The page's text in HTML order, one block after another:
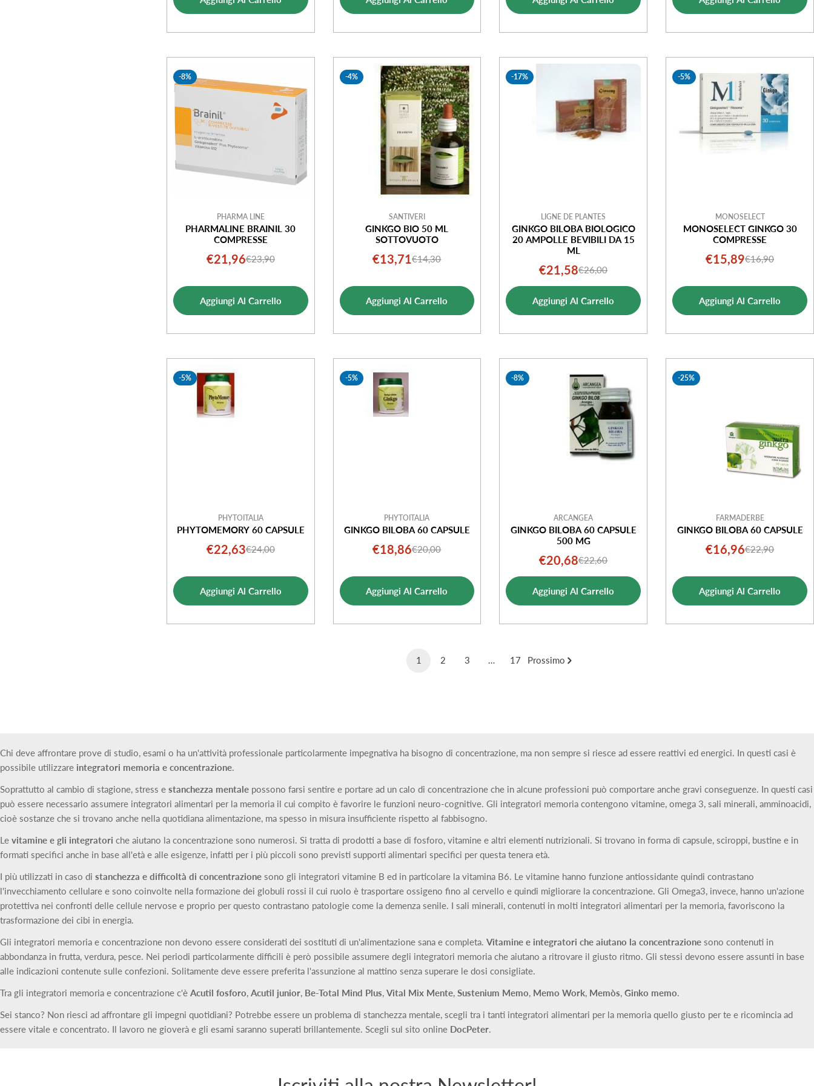
vendita
-8%
PHARMA LINE
PHARMALINE BRAINIL 30
COMPRESSE
Prezzo
vendita
€21,96Prezzo
€23,90
Aggiungi Al Carrello
-4%
SANTIVERI
GINKGO BIO 50 ML
SOTTOVUOTO
Prezzo
vendita
€13,71Prezzo
€14,30
Aggiungi Al Carrello
-17%
LIGNE DE PLANTES
GINKGO BILOBA BIOLOGICO
20 AMPOLLE BEVIBILI DA 15
ML
Prezzo
di
vendita
€21,58Prezzo
normale
€26,00
Aggiungi Al Carrello
-5%
MONOSELECT
MONOSELECT GINKGO 30
COMPRESSE
Prezzo
vendita
€15,89Prezzo
€16,90
Aggiungi Al Carrello
-5%
PHYTOITALIA
PHYTOMEMORY 60 CAPSULE
Prezzo
vendita
€22,63Prezzo
€24,00
Aggiungi Al Carrello
-5%
PHYTOITALIA
GINKGO BILOBA 60 CAPSULE
Prezzo
vendita
€18,86Prezzo
€20,00
Aggiungi Al Carrello
-8%
ARCANGEA
GINKGO BILOBA 60 CAPSULE
500 MG
Prezzo
di
vendita
€20,68Prezzo
normale
€22,60
Aggiungi Al Carrello
-25%
FARMADERBE
GINKGO BILOBA 60 CAPSULE
Prezzo
vendita
€16,96Prezzo
€22,90
Aggiungi Al Carrello
1 2 3 … 17 Prossimo
Chi deve affrontare prove di studio, esami o ha un'attività professionale particolarmente impegnativa ha bisogno di concentrazione, ma non sempre si riesce ad essere reattivi ed energici. In questi casi è
possibile utilizzare integratori memoria e concentrazione.
Soprattutto al cambio di stagione, stress e stanchezza mentale possono farsi sentire e portare ad un calo di concentrazione che in alcune professioni può comportare anche gravi conseguenze. In questi casi
può essere necessario assumere integratori alimentari per la memoria il cui compito è favorire le funzioni neuro-cognitive. Gli integratori memoria contengono vitamine, omega 3, sali minerali, amminoacidi,
cioè sostanze che si trovano anche nella quotidiana alimentazione, ma spesso in misura insufficiente rispetto al fabbisogno.
Le vitamine e gli integratori che aiutano la concentrazione sono numerosi. Si tratta di prodotti a base di fosforo, vitamine e altri elementi nutrizionali. Si trovano in forma di capsule, sciroppi, bustine e in
formati specifici anche in base all'età e alle esigenze, infatti per i più piccoli sono previsti supporti alimentari specifici per questa tenera età.
I più utilizzati in caso di stanchezza e difficoltà di concentrazione sono gli integratori vitamine B ed in particolare la vitamina B6. Le vitamine hanno funzione antiossidante quindi contrastano
l'invecchiamento cellulare e sono coinvolte nella formazione dei globuli rossi il cui ruolo è trasportare ossigeno fino al cervello e quindi migliorare la concentrazione. Gli Omega3, invece, hanno un'azione
protettiva nei confronti delle cellule nervose e proprio per questo contrastano patologie come la demenza senile. I sali minerali, contenuti in molti integratori alimentari per la memoria, favoriscono la
trasformazione dei cibi in energia.
Gli integratori memoria e concentrazione non devono essere considerati dei sostituti di un'alimentazione sana e completa. Vitamine e integratori che aiutano la concentrazione sono contenuti in
abbondanza in frutta, verdura, pesce. Nei periodi particolarmente difficili è però possibile assumere degli integratori memoria che aiutano a ritrovare il giusto ritmo. Gli stessi devono essere assunti in base
alle indicazioni contenute sulle confezioni. Solitamente deve essere preferita l'assunzione al mattino senza superare le dosi consigliate.
Tra gli integratori memoria e concentrazione c'è Acutil fosforo, Acutil junior, Be-Total Mind Plus, Vital Mix Mente, Sustenium Memo, Memo Work, Memòs, Ginko memo.
Sei stanco? Non riesci ad affrontare gli impegni quotidiani? Potrebbe essere un problema di stanchezza mentale, scegli tra i tanti integratori alimentari per la memoria quello giusto per te e ricomincia ad
essere vitale e concentrato. Il lavoro ne gioverà e gli esami saranno superati brillantemente. Scegli sul sito online DocPeter.